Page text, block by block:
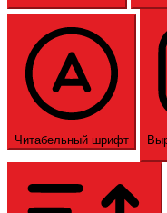
Читабельный шрифт